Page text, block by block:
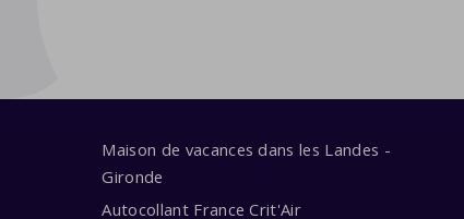
Maison de vacances dans les Landes -
Gironde
Autocollant France Crit'Air